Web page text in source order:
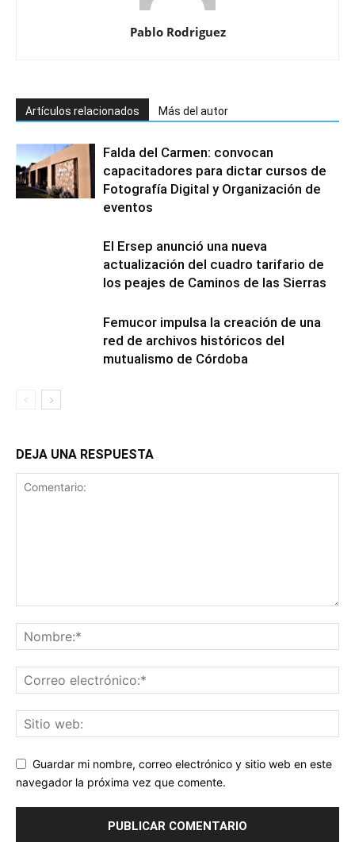
Pablo Rodriguez
Artículos relacionados Más del autor
Falda del Carmen: convocan
capacitadores para dictar cursos de
Fotografía Digital y Organización de
eventos
El Ersep anunció una nueva
actualización del cuadro tarifario de
los peajes de Caminos de las Sierras
Femucor impulsa la creación de una
red de archivos históricos del
mutualismo de Córdoba
DEJA UNA RESPUESTA
Guardar mi nombre, correo electrónico y sitio web en este
navegador la próxima vez que comente.